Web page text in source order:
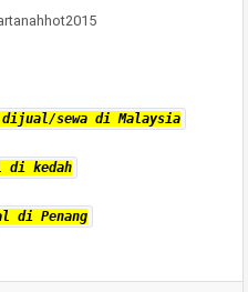
sewa di Malaysia
di kedah
di Penang